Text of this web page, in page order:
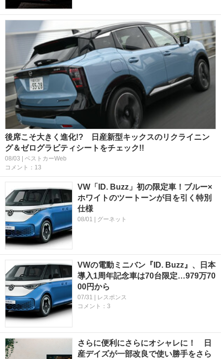
後席こそ大きく進化!? 日産新型キックスのリクライニン
グ＆ゼログラビティシートをチェック!!
08/03 | ベストカーWeb
コメント：13
VW「ID. Buzz」初の限定車！ブルー×
ホワイトのツートーンが目を引く特別
仕様
08/01 | グーネット
VWの電動ミニバン『ID. Buzz』、日本
導入1周年記念車は70台限定…979万70
00円から
07/31 | レスポンス
コメント：3
さらに便利にさらにオシャレに！ 日
産デイズが一部改良で使い勝手をさら